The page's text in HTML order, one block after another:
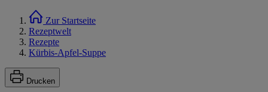
Zur Startseite
Rezeptwelt
Rezepte
Kürbis-Apfel-Suppe
Drucken